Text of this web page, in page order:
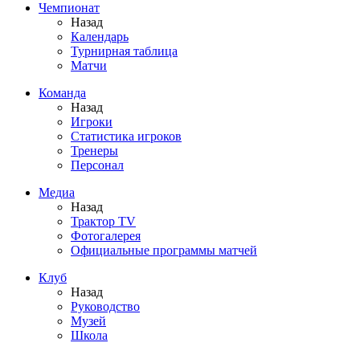
Чемпионат
Назад
Календарь
Турнирная таблица
Матчи
Команда
Назад
Игроки
Статистика игроков
Тренеры
Персонал
Медиа
Назад
Трактор TV
Фотогалерея
Официальные программы матчей
Клуб
Назад
Руководство
Музей
Школа